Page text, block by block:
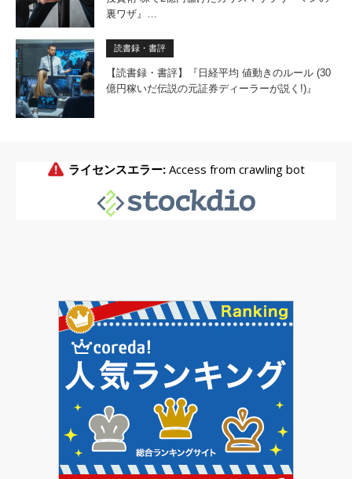
裏ワザ』…
読書録・書評
【読書録・書評】『日経平均 値動きのルール (30
億円稼いだ伝説の元証券ディーラーが説く!)』